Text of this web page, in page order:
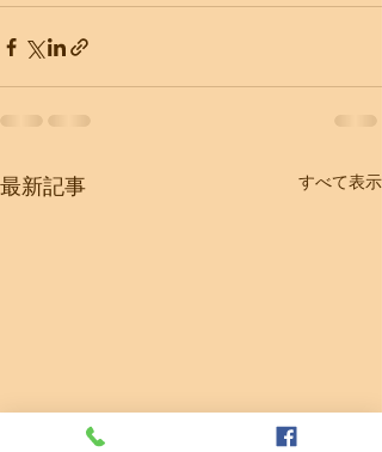
最新記事 すべて表示